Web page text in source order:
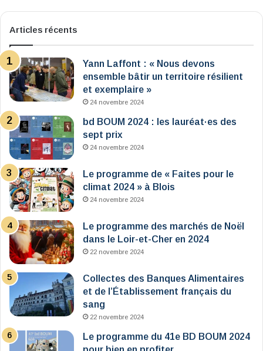
Articles récents
Yann Laffont : « Nous devons
ensemble bâtir un territoire résilient
et exemplaire »
24 novembre 2024
bd BOUM 2024 : les lauréat·es des
sept prix
24 novembre 2024
Le programme de « Faites pour le
climat 2024 » à Blois
24 novembre 2024
Le programme des marchés de Noël
dans le Loir-et-Cher en 2024
22 novembre 2024
Collectes des Banques Alimentaires
et de l’Établissement français du
sang
22 novembre 2024
Le programme du 41e BD BOUM 2024